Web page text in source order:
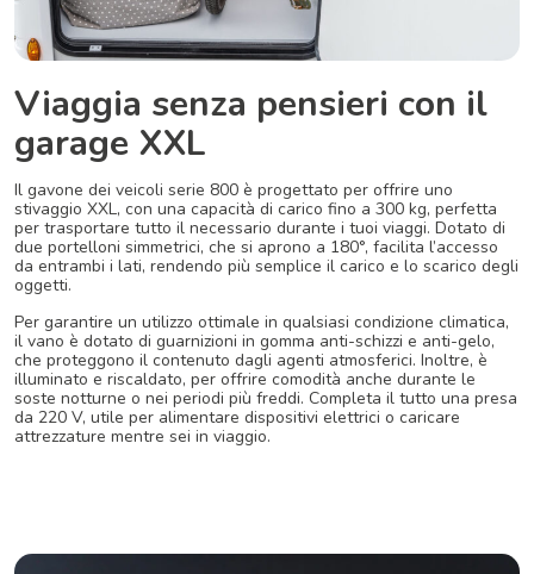
Viaggia senza pensieri con il
garage XXL
Il gavone dei veicoli serie 800 è progettato per offrire uno
stivaggio XXL, con una capacità di carico fino a 300 kg, perfetta
per trasportare tutto il necessario durante i tuoi viaggi. Dotato di
due portelloni simmetrici, che si aprono a 180°, facilita l’accesso
da entrambi i lati, rendendo più semplice il carico e lo scarico degli
oggetti.
Per garantire un utilizzo ottimale in qualsiasi condizione climatica,
il vano è dotato di guarnizioni in gomma anti-schizzi e anti-gelo,
che proteggono il contenuto dagli agenti atmosferici. Inoltre, è
illuminato e riscaldato, per offrire comodità anche durante le
soste notturne o nei periodi più freddi. Completa il tutto una presa
da 220 V, utile per alimentare dispositivi elettrici o caricare
attrezzature mentre sei in viaggio.